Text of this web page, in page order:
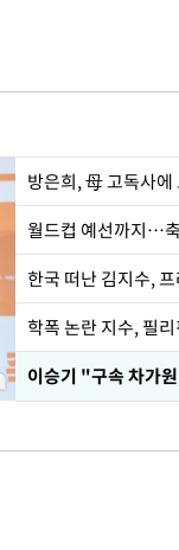
방은희, 母 고독사
월드컵 예선까지…
한국 떠난 김지수,
학폭 논란 지수, 필
이승기 "구속 차가